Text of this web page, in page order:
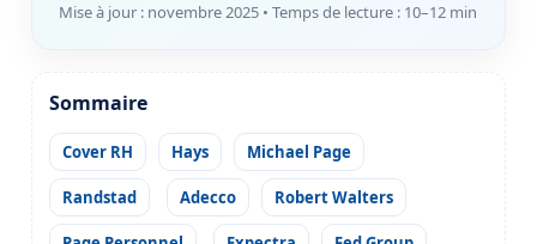
Mise à jour : novembre 2025 • Temps de lecture : 10–12 min
Sommaire
Cover RH Hays Michael Page
Randstad Adecco Robert Walters